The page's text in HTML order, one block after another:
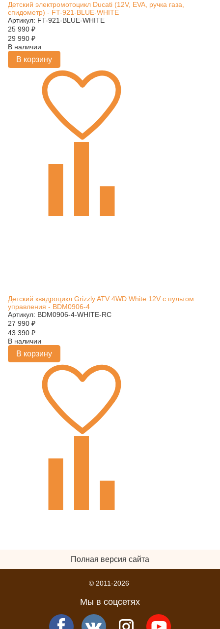
Детский электромотоцикл Ducati (12V, EVA, ручка газа,
спидометр) - FT-921-BLUE-WHITE
Артикул: FT-921-BLUE-WHITE
25 990 ₽
29 990 ₽
В наличии
В корзину
Детский квадроцикл Grizzly ATV 4WD White 12V с пультом
управления - BDM0906-4
Артикул: BDM0906-4-WHITE-RC
27 990 ₽
43 390 ₽
В наличии
В корзину
Полная версия сайта
© 2011-2026
Мы в соцсетях